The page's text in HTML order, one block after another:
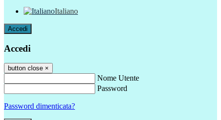
Italiano
Accedi
Accedi
button close ×
Nome Utente
Password
Password dimenticata?